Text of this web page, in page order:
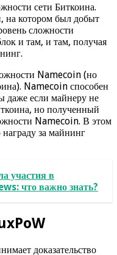
сети Биткоина.
на котором был добыт
сложности
и там, и там, получая
Namecoin (но
Namecoin способен
даже если майнеру не
но полученный
Namecoin. В этом
за майнинг
участия в
что важно знать?
доказательство